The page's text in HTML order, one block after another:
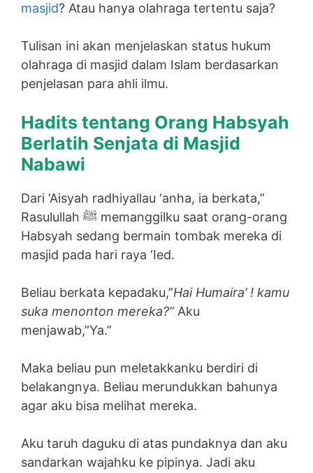
masjid? Atau hanya olahraga tertentu saja?
Tulisan ini akan menjelaskan status hukum
olahraga di masjid dalam Islam berdasarkan
penjelasan para ahli ilmu.
Hadits tentang Orang Habsyah
Berlatih Senjata di Masjid
Nabawi
Dari ‘Aisyah radhiyallau ‘anha, ia berkata,”
Rasulullah ﷺ memanggilku saat orang-orang
Habsyah sedang bermain tombak mereka di
masjid pada hari raya ‘Ied.
Beliau berkata kepadaku,”Hai Humaira’ ! kamu
suka menonton mereka?”Aku
menjawab,”Ya.”
Maka beliau pun meletakkanku berdiri di
belakangnya. Beliau merundukkan bahunya
agar aku bisa melihat mereka.
Aku taruh daguku di atas pundaknya dan aku
sandarkan wajahku ke pipinya. Jadi aku